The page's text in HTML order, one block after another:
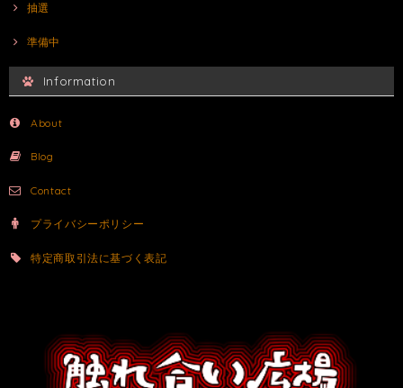
抽選
準備中
Information
About
Blog
Contact
プライバシーポリシー
特定商取引法に基づく表記